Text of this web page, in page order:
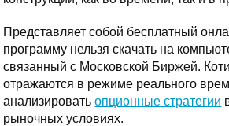
Представляет собой бесплатный
программу нельзя скачать на
связанный с Московской Биржей.
отражаются в режиме реального
анализироватьопционные стратегии
рыночных условиях.